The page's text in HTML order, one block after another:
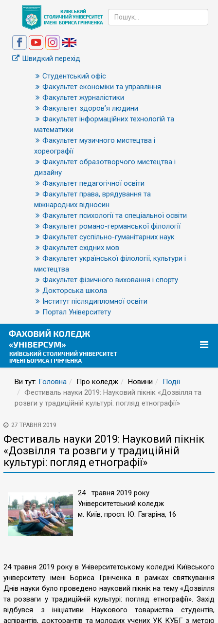
Швидкий перехід
Студентський офіс
Факультет економіки та управління
Факультет журналістики
Факультет здоров’я людини
Факультет інформаційних технологій та
математики
Факультет музичного мистецтва і
хореографії
Факультет образотворчого мистецтва і
дизайну
Факультет педагогічної освіти
Факультет права, врядування та
міжнародних відносин
Факультет психології та спеціальної освіти
Факультет романо-германської філології
Факультет суспільно-гуманітарних наук
Факультет східних мов
Факультет української філології, культури і
мистецтва
Факультет фізичного виховання і спорту
Докторська школа
Інститут післядипломної освіти
Портал Університету
Ви тут: Головна Про коледж Новини
Події
Фестиваль науки 2019: Науковий пікнік «Дозвілля та
розвги у традиційній культурі: погляд етнографії»
27 ТРАВНЯ 2019
Фестиваль науки 2019: Науковий пікнік
«Дозвілля та розвги у традиційній
культурі: погляд етнографії»
24 травня 2019 року
Університетський коледж
м. Київ, просп. Ю. Гагаріна, 16
24 травня 2019 року в Університетському коледжі Київського
університету імені Бориса Грінченка в рамках святкування
Днів науки було проведено науковий пікнік на тему «Дозвілля
та розваги у традиційній культурі: погляд етнографії». Захід
відбувся з ініціативи Наукового товариства студентів,
аспірантів, докторантів та молодих учених УК КУБГ з метою